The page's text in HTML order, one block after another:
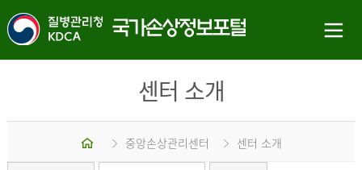
센터 소개
중앙손상관리센터 센터 소개